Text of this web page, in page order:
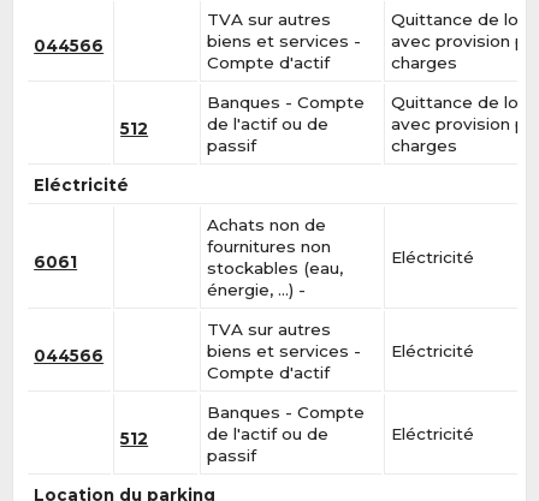
044566
TVA sur autres
biens et services -
Compte d'actif
Quittance de
avec provision
charges
512
Banques - Compte
de l'actif ou de
passif
Quittance de
avec provision
charges
Eléctricité
6061
Achats non de
fournitures non
stockables (eau,
énergie, …) -
Eléctricité
044566
TVA sur autres
biens et services -
Compte d'actif
Eléctricité
512
Banques - Compte
de l'actif ou de
passif
Eléctricité
Location du parking